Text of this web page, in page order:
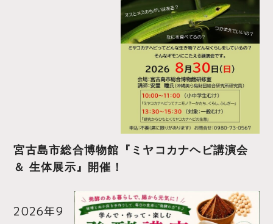
宮古島市総合博物館『ミヤコカナヘビ講演会
＆ 生体展示』開催！
2026年9